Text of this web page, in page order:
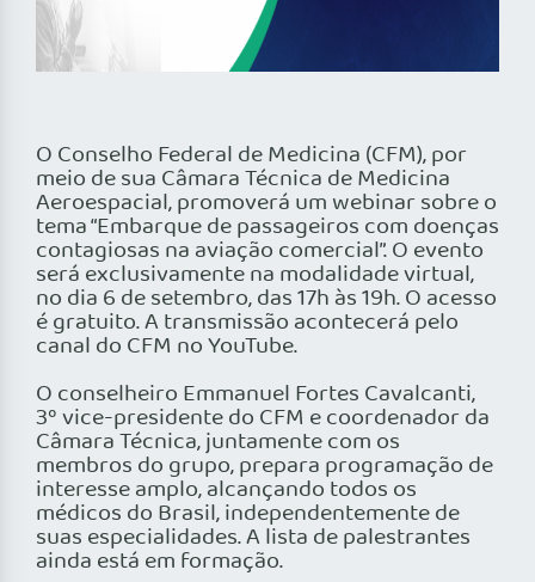
O Conselho Federal de Medicina (CFM), por
meio de sua Câmara Técnica de Medicina
Aeroespacial, promoverá um webinar sobre o
tema “Embarque de passageiros com doenças
contagiosas na aviação comercial”. O evento
será exclusivamente na modalidade virtual,
no dia 6 de setembro, das 17h às 19h. O acesso
é gratuito. A transmissão acontecerá pelo
canal do CFM no YouTube.
O conselheiro Emmanuel Fortes Cavalcanti,
3º vice-presidente do CFM e coordenador da
Câmara Técnica, juntamente com os
membros do grupo, prepara programação de
interesse amplo, alcançando todos os
médicos do Brasil, independentemente de
suas especialidades. A lista de palestrantes
ainda está em formação.